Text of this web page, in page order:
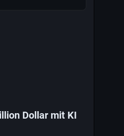
Dollar mit KI